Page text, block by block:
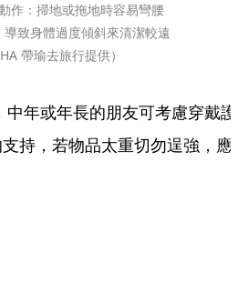
作：掃地或拖地時容易彎腰
致身體過度傾斜來清潔較遠
帶瑜去旅行提供）
中年或年長的朋友可考慮穿戴護
持，若物品太重切勿逞強，應